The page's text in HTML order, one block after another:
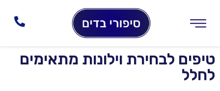
טיפים לבחירת וילונות מתאימים
לחלל